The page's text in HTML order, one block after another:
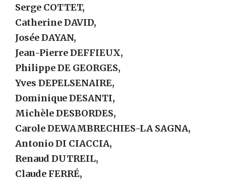
Serge COTTET,
Catherine DAVID,
Josée DAYAN,
Jean-Pierre DEFFIEUX,
Philippe DE GEORGES,
Yves DEPELSENAIRE,
Dominique DESANTI,
Michèle DESBORDES,
Carole DEWAMBRECHIES-LA SAGNA,
Antonio DI CIACCIA,
Renaud DUTREIL,
Claude FERRÉ,